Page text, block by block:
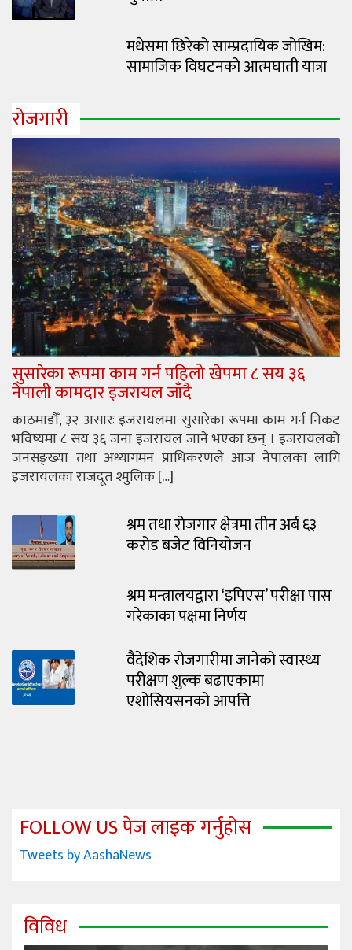
मधेसमा छिरेको साम्प्रदायिक जोखिम:
सामाजिक विघटनको आत्मघाती यात्रा
रोजगारी
सुसारेका रूपमा काम गर्न पहिलो खेपमा ८ सय ३६
नेपाली कामदार इजरायल जाँदै
काठमाडौँ, ३२ असारः इजरायलमा सुसारेका रूपमा काम गर्न निकट
भविष्यमा ८ सय ३६ जना इजरायल जाने भएका छन् । इजरायलको
जनसङ्ख्या तथा अध्यागमन प्राधिकरणले आज नेपालका लागि
इजरायलका राजदूत श्मुलिक […]
श्रम तथा रोजगार क्षेत्रमा तीन अर्ब ६३
करोड बजेट विनियोजन
श्रम मन्त्रालयद्वारा ‘इपिएस’ परीक्षा पास
गरेकाका पक्षमा निर्णय
वैदेशिक रोजगारीमा जानेको स्वास्थ्य
परीक्षण शुल्क बढाएकामा
एशोसियसनको आपत्ति
FOLLOW US पेज लाइक गर्नुहोस
Tweets by AashaNews
विविध